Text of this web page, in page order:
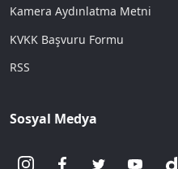
Kamera Aydınlatma Metni
KVKK Başvuru Formu
RSS
Sosyal Medya